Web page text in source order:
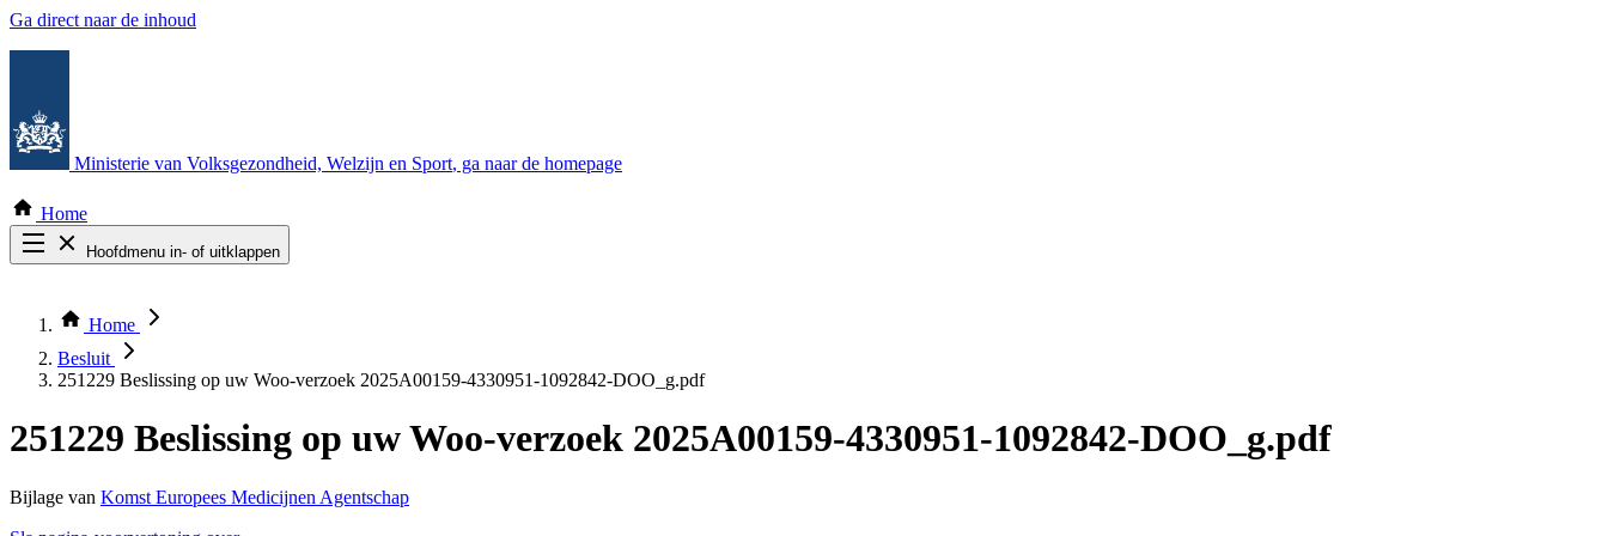
Ga direct naar de inhoud
Ministerie van Volksgezondheid, Welzijn en Sport, ga naar de homepage
Home
Hoofdmenu in- of uitklappen
Thema COVID-19
Bekijk per bestuursorgaan
Home
Besluit
251229 Beslissing op uw Woo-verzoek 2025A00159-4330951-1092842-DOO_g.pdf
251229 Beslissing op uw Woo-verzoek 2025A00159-4330951-1092842-DOO_g.pdf
Bijlage van Komst Europees Medicijnen Agentschap